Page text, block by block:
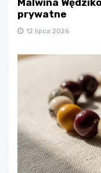
prywatne
12 lipca 2026